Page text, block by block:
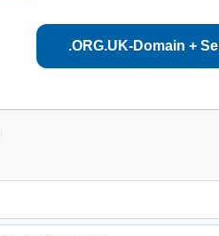
.ORG.UK-Domain +